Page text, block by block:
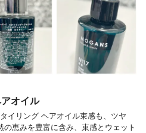
オイル
イリング ヘアオイル束感も、ツヤ
恵みを豊富に含み、束感とウェット